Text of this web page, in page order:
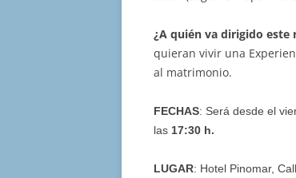
¿A quién va dirigido este
quieran vivir una
al matrimonio.
FECHAS: Será desde el
las 17:30 h.
LUGAR: Hotel Pinomar,